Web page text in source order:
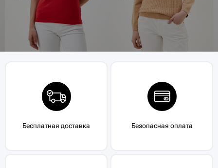
Бесплатная доставка Безопасная оплата